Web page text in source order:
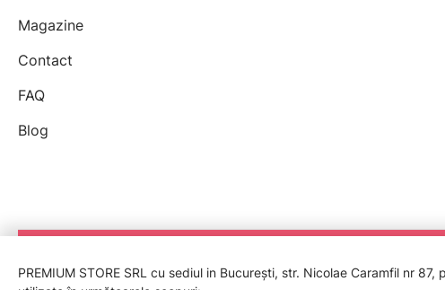
Magazine
Contact
FAQ
Blog
PREMIUM STORE SRL cu sediul in București, str. Nicolae Caramfil nr